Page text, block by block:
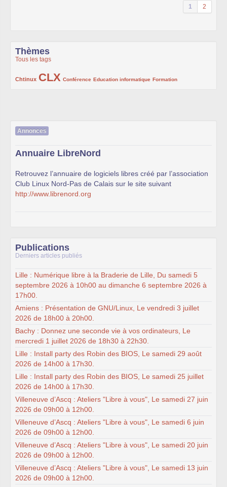
1 2
Thèmes
Tous les tags
Chtinux
222/1002CLX
1002/1002 Conférence
132/1002 Education informatique
119/1002 Formation
168/1002
Annonces
Annuaire LibreNord
Retrouvez l’annuaire de logiciels libres créé par l’association
Club Linux Nord-Pas de Calais sur le site suivant
http://www.librenord.org
Publications
Derniers articles publiés
Lille : Numérique libre à la Braderie de Lille, Du samedi 5
septembre 2026 à 10h00 au dimanche 6 septembre 2026 à
17h00.
Amiens : Présentation de GNU/Linux, Le vendredi 3 juillet
2026 de 18h00 à 20h00.
Bachy : Donnez une seconde vie à vos ordinateurs, Le
mercredi 1 juillet 2026 de 18h30 à 22h30.
Lille : Install party des Robin des BIOS, Le samedi 29 août
2026 de 14h00 à 17h30.
Lille : Install party des Robin des BIOS, Le samedi 25 juillet
2026 de 14h00 à 17h30.
Villeneuve d’Ascq : Ateliers "Libre à vous", Le samedi 27 juin
2026 de 09h00 à 12h00.
Villeneuve d’Ascq : Ateliers "Libre à vous", Le samedi 6 juin
2026 de 09h00 à 12h00.
Villeneuve d’Ascq : Ateliers "Libre à vous", Le samedi 20 juin
2026 de 09h00 à 12h00.
Villeneuve d’Ascq : Ateliers "Libre à vous", Le samedi 13 juin
2026 de 09h00 à 12h00.